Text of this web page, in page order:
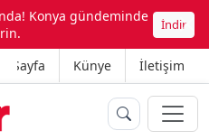
Konya gündeminde
İndir
Sayfa Künye İletişim